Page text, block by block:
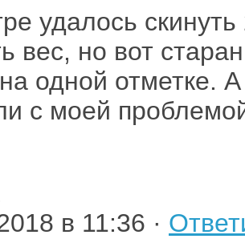
удалось
вес, но вот
одной отметке.
с моей
в 11:36 ·